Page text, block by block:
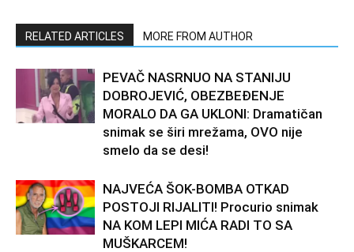
RELATED ARTICLES MORE FROM AUTHOR
PEVAČ NASRNUO NA STANIJU
DOBROJEVIĆ, OBEZBEĐENJE
MORALO DA GA UKLONI: Dramatičan
snimak se širi mrežama, OVO nije
smelo da se desi!
NAJVEĆA ŠOK-BOMBA OTKAD
POSTOJI RIJALITI! Procurio snimak
NA KOM LEPI MIĆA RADI TO SA
MUŠKARCEM!